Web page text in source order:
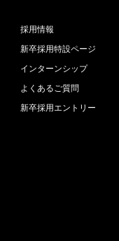
採用情報
新卒採用特設ページ
インターンシップ
よくあるご質問
新卒採用エントリー